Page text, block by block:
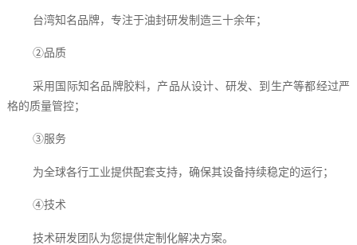
台湾知名品牌，专注于油封研发制造三十余年；
②品质
采用国际知名品牌胶料，产品从设计、研发、到生产等都经过严
格的质量管控；
③服务
为全球各行工业提供配套支持，确保其设备持续稳定的运行；
④技术
技术研发团队为您提供定制化解决方案。